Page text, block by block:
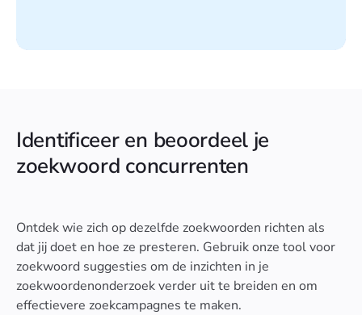
Identificeer en beoordeel je
zoekwoord concurrenten
Ontdek wie zich op dezelfde zoekwoorden richten als
dat jij doet en hoe ze presteren. Gebruik onze tool voor
zoekwoord suggesties om de inzichten in je
zoekwoordenonderzoek verder uit te breiden en om
effectievere zoekcampagnes te maken.